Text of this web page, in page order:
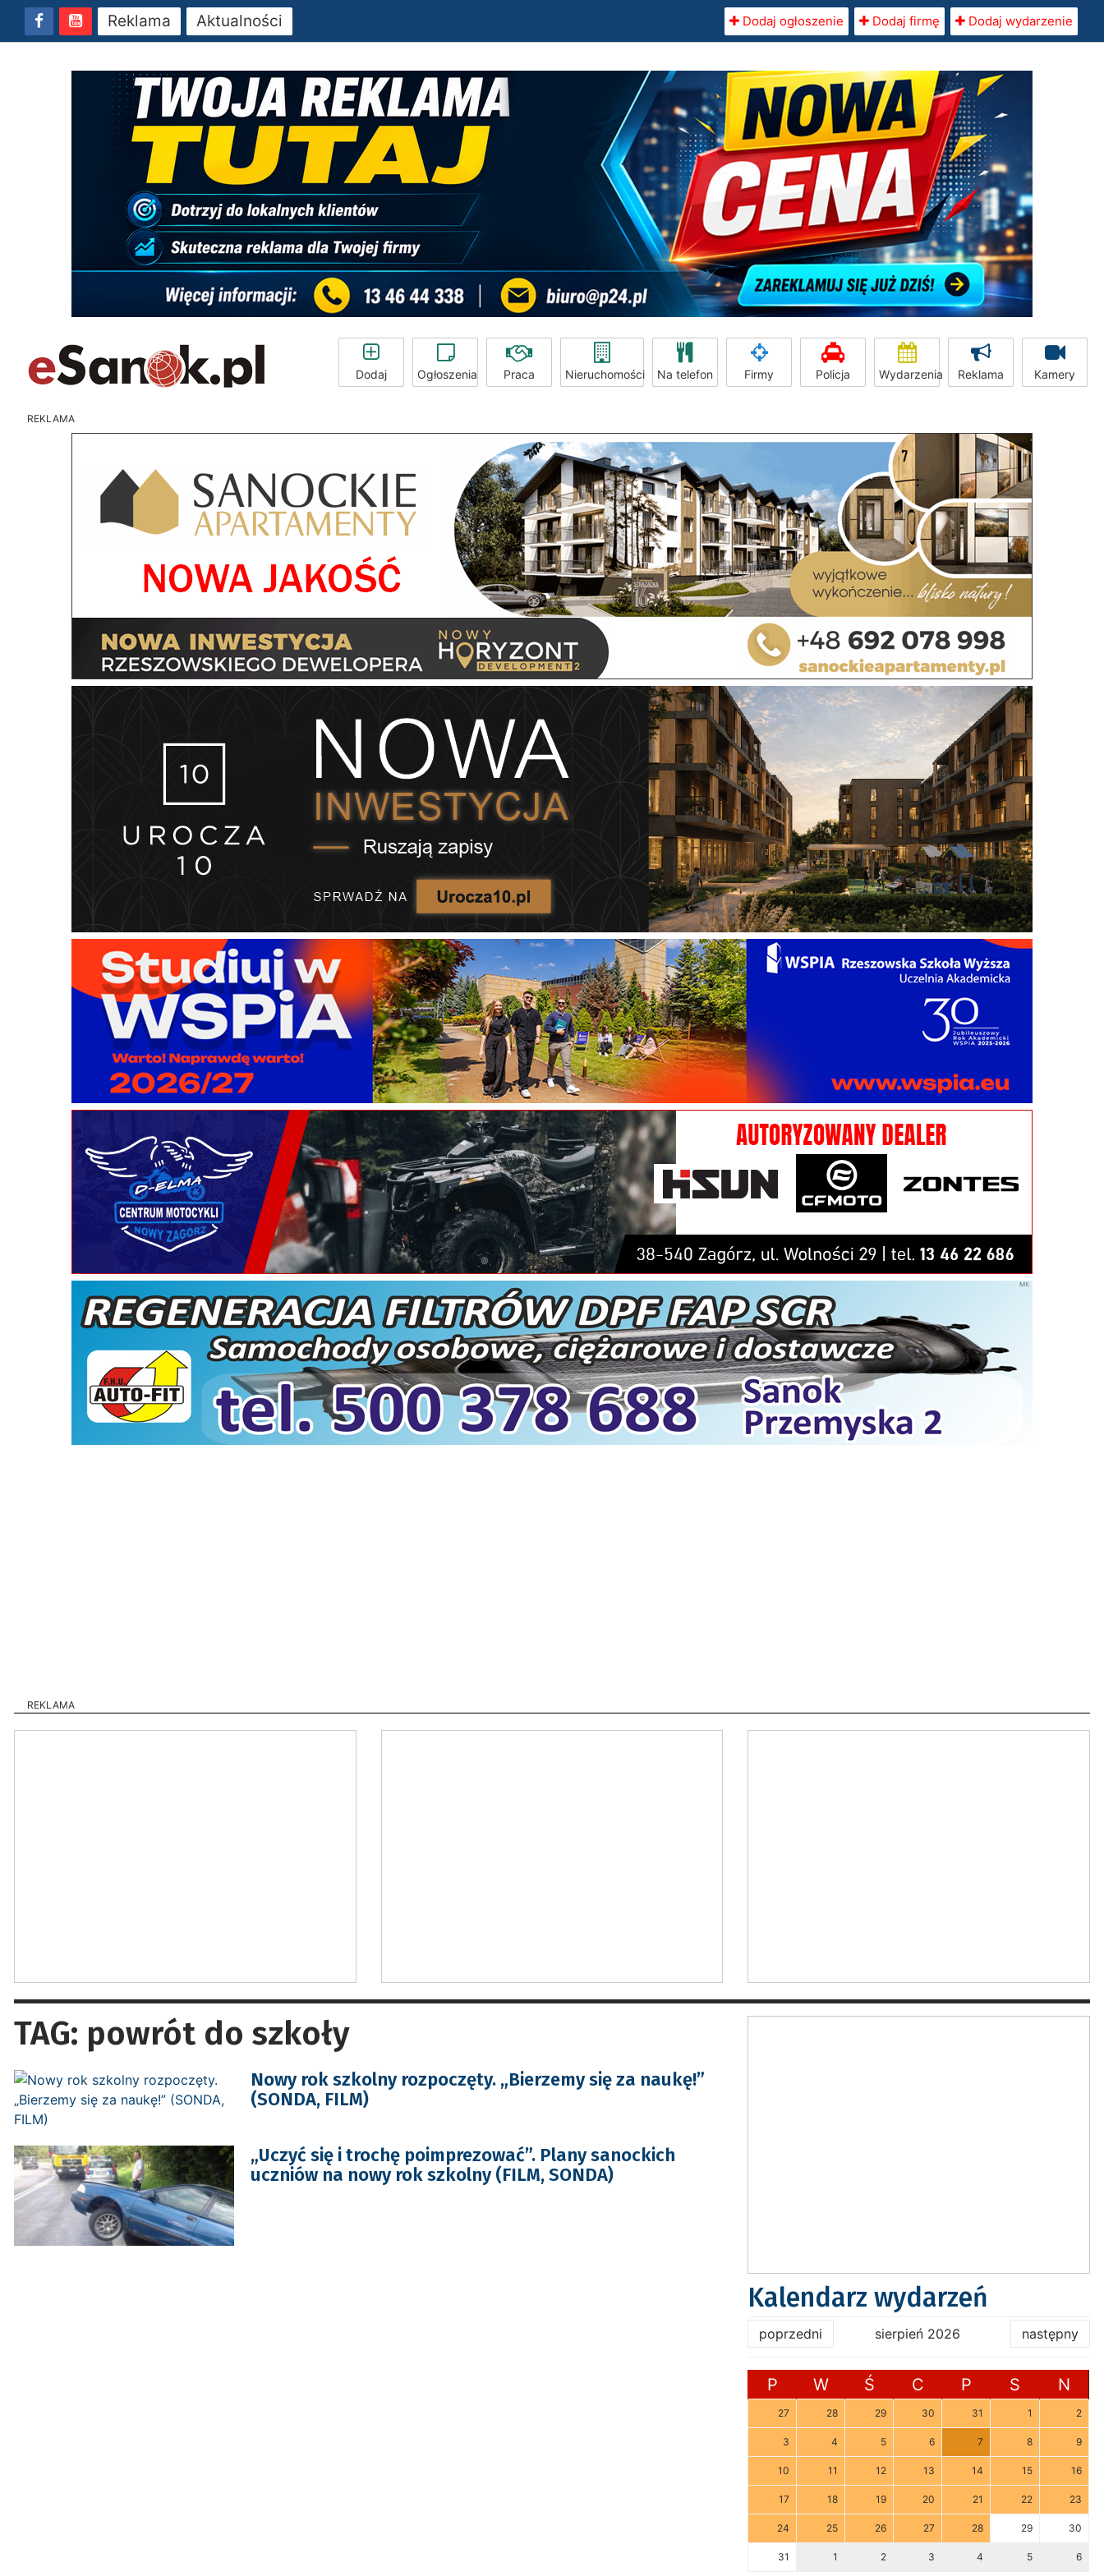
Reklama Aktualności Dodaj ogłoszenie Dodaj firmę Dodaj wydarzenie
Dodaj Ogłoszenia Praca Nieruchomości Na telefon Firmy Policja Wydarzenia Reklama Kamery
REKLAMA
REKLAMA
TAG: powrót do szkoły
Nowy rok szkolny rozpoczęty. „Bierzemy się za naukę!”
(SONDA, FILM)
„Uczyć się i trochę poimprezować”. Plany sanockich
uczniów na nowy rok szkolny (FILM, SONDA)
Kalendarz wydarzeń
poprzedni sierpień 2026 następny
P W Ś C P S N
27 28 29 30 31 1 2
3 4 5 6 7 8 9
10 11 12 13 14 15 16
17 18 19 20 21 22 23
24 25 26 27 28 29 30
31 1 2 3 4 5 6